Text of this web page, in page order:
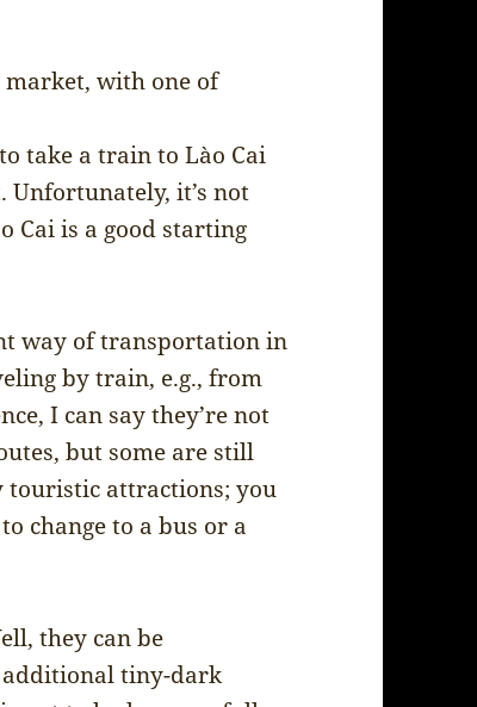
market, with one of
take a train to Lào Cai
Unfortunately, it’s not
Cai is a good starting
way of transportation in
by train, e.g., from
I can say they’re not
but some are still
touristic attractions; you
change to a bus or a
they can be
additional tiny-dark